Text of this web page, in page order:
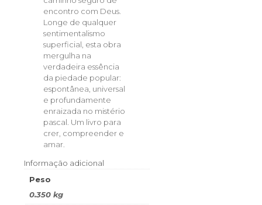
encontro com Deus.
Longe de qualquer
sentimentalismo
superficial, esta obra
mergulha na
verdadeira essência
da piedade popular:
espontânea, universal
e profundamente
enraizada no mistério
pascal. Um livro para
crer, compreender e
amar.
Informação adicional
Peso
0.350 kg